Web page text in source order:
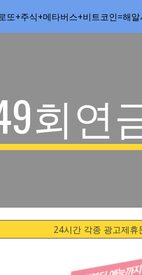
to main content
또+주식+메타버스+비트코인=해
회연
24시간 각종 광고제휴